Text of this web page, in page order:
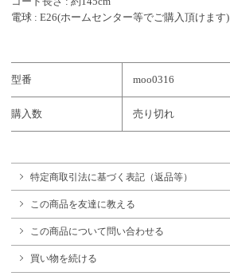
電球 : E26(ホームセンター等でご購入頂けます)
型番 moo0316
購入数 売り切れ
特定商取引法に基づく表記（返品等）
この商品を友達に教える
この商品について問い合わせる
買い物を続ける